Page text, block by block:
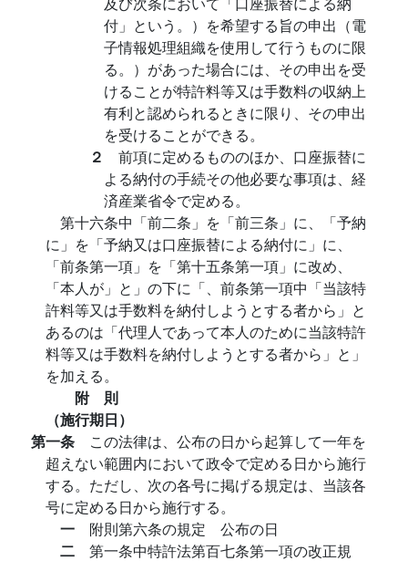
付」という。）を希望する旨の申出（電
子情報処理組織を使用して行うものに限
る。）があった場合には、その申出を受
けることが特許料等又は手数料の収納上
有利と認められるときに限り、その申出
を受けることができる。
２ 前項に定めるもののほか、口座振替に
よる納付の手続その他必要な事項は、経
済産業省令で定める。
第十六条中「前二条」を「前三条」に、「予納
に」を「予納又は口座振替による納付に」に、
「前条第一項」を「第十五条第一項」に改め、
「本人が」と」の下に「、前条第一項中「当該特
許料等又は手数料を納付しようとする者から」と
あるのは「代理人であって本人のために当該特許
料等又は手数料を納付しようとする者から」と」
を加える。
附 則
（施行期日）
第一条 この法律は、公布の日から起算して一年を
超えない範囲内において政令で定める日から施行
する。ただし、次の各号に掲げる規定は、当該各
号に定める日から施行する。
一 附則第六条の規定 公布の日
二 第一条中特許法第百七条第一項の改正規